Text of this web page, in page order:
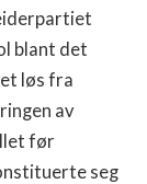
blant det
løs fra
av
før
seg